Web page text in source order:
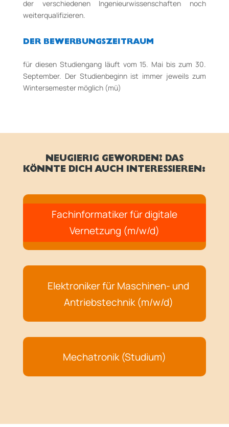
der verschiedenen Ingenieurwissenschaften noch
weiterqualifizieren.
DER BEWERBUNGSZEITRAUM
für diesen Studiengang läuft vom 15. Mai bis zum 30.
September. Der Studienbeginn ist immer jeweils zum
Wintersemester möglich (mü)
NEUGIERIG GEWORDEN? DAS
KÖNNTE DICH AUCH INTERESSIEREN:
Fachinformatiker für digitale
Vernetzung (m/w/d)
Elektroniker für Maschinen- und
Antriebstechnik (m/w/d)
Mechatronik (Studium)